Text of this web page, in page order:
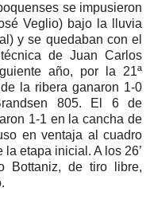
se impusieron
Veglio) bajo la lluvia
y se quedaban con el
de Juan Carlos
año, por la 21ª
la ribera ganaron 1-0
805. El 6 de
1-1 en la cancha de
en ventaja al cuadro
etapa inicial. A los 26’
Bottaniz, de tiro libre,